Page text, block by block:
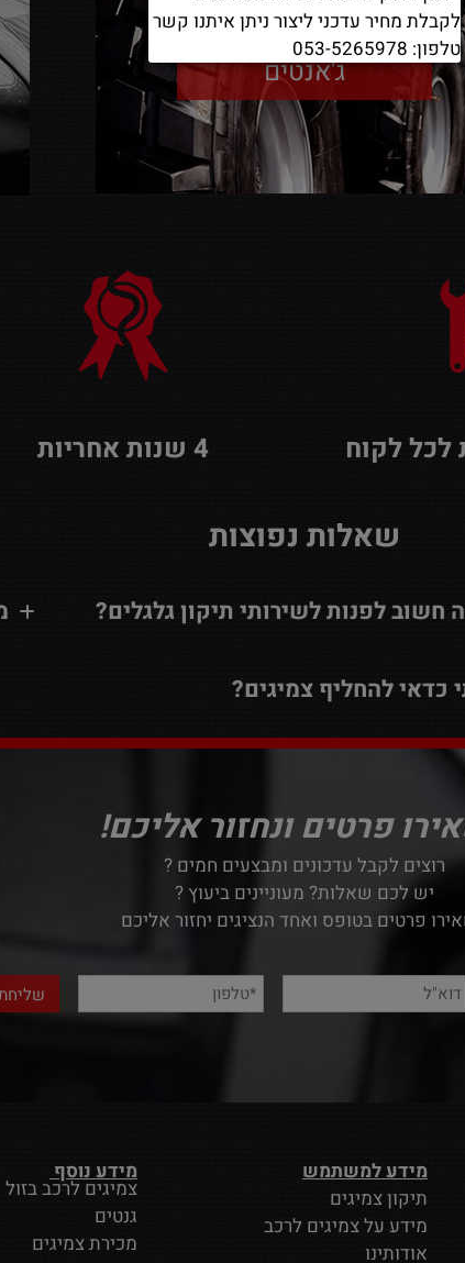
ג'אנטים
לקוח 4 שנות אחריות
שאלות נפוצות
חשוב לפנות לשירותי תיקון גלגלים?
כדאי להחליף צמיגים?
פרטים ונחזור אליכם!
רוצים לקבל עדכונים ומבצעים חמים ?
יש לכם שאלות? מעוניינים ביעוץ ?
פרטים בטופס ואחד הנציגים יחזור אליכם
מידע למשתמש
תיקון צמיגים
מידע על צמיגים לרכב
אודותינו
מידע נוסף
צמיגים לרכב בזול
גנטים
מכירת צמיגים
לקבלת מחיר עדכני ליצור ניתן איתנו קשר
טלפון: 053-5265978